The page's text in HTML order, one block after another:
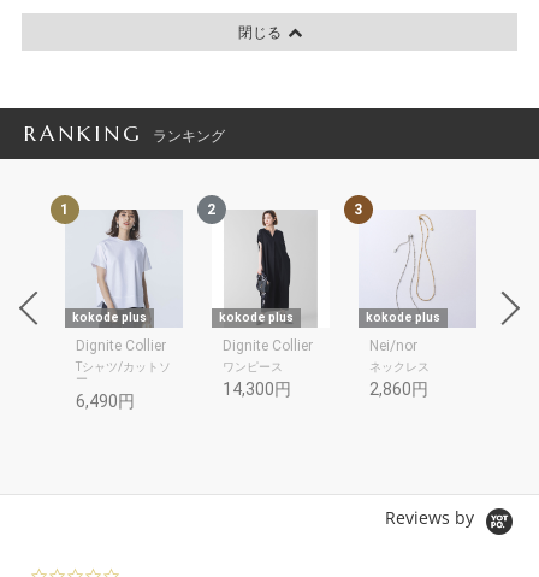
閉じる
RANKING ランキング
1
kokode plus
Dignite Collier
Tシャツ/カットソ
ー
6,490円
2
kokode plus
Dignite Collier
ワンピース
14,300円
3
kokode plus
Nei/nor
ネックレス
2,860円
Reviews by